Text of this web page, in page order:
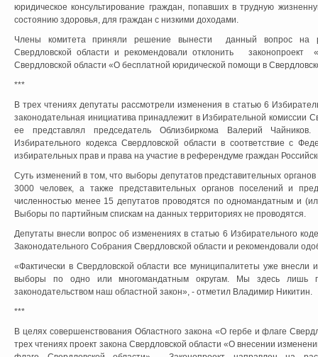
юридическое консультирование граждан, попавших в трудную
состоянию здоровья, для граждан с низкими доходами.
Члены комитета приняли решение вынести данный вопрос на
Свердловской области и рекомендовали отклонить законопроект
Свердловской области «О бесплатной юридической помощи в
***
В трех чтениях депутаты рассмотрели изменения в статью 6
законодательная инициатива принадлежит в Избирательной комиссии
ее представлял председатель Облизбиркома Валерий
Избирательного кодекса Свердловской области в соответствие с
избирательных прав и права на участие в референдуме граждан
Суть изменений в том, что выборы депутатов представительных
3000 человек, а также представительных органов поселений и
численностью менее 15 депутатов проводятся по одномандатным и
Выборы по партийным спискам на данных территориях не проводятся.
Депутаты внесли вопрос об изменениях в статью 6 Избирательного
Законодательного Собрания Свердловской области и рекомендовали
«Фактически в Свердловской области все муниципалитеты уже внесли
выборы по одно или многомандатным округам. Мы здесь лишь
законодательством наш областной закон», - отметил Владимир Никитин.
***
В целях совершенствования Областного закона «О гербе и флаге
трех чтениях проект закона Свердловской области «О внесении